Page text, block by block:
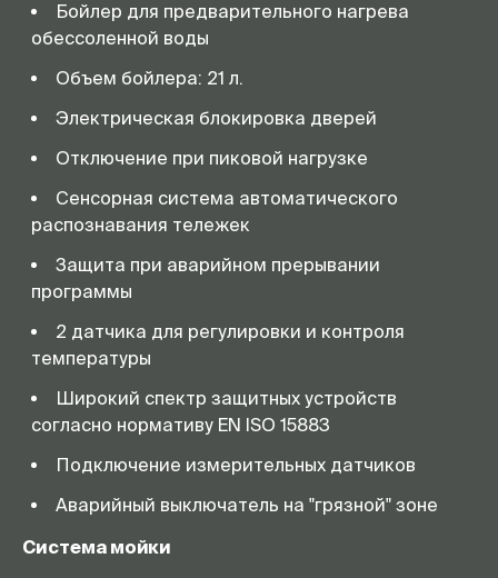
Бойлер для предварительного нагрева
обессоленной воды
Объем бойлера: 21 л.
Электрическая блокировка дверей
Отключение при пиковой нагрузке
Сенсорная система автоматического
распознавания тележек
Защита при аварийном прерывании
программы
2 датчика для регулировки и контроля
температуры
Широкий спектр защитных устройств
согласно нормативу EN ISO 15883
Подключение измерительных датчиков
Аварийный выключатель на "грязной" зоне
Система мойки